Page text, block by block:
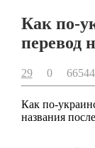
Как по-
перевод
29 0 66544
Как по-
названия